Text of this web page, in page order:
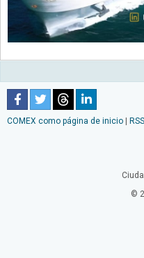
COMEX como página de inicio | RSS
©